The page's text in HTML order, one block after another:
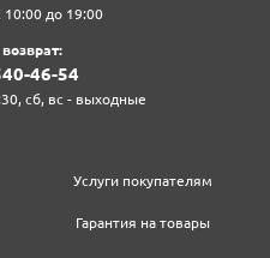
до 19:00
4‍6‍-5‍4‍
сб, вс - выходные
Услуги покупателям
Гарантия на товары